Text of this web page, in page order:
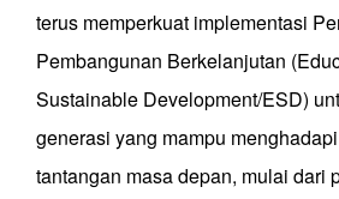
terus memperkuat implementasi
Pembangunan Berkelanjutan
Sustainable Development/ESD)
generasi yang mampu
tantangan masa depan, mulai dari